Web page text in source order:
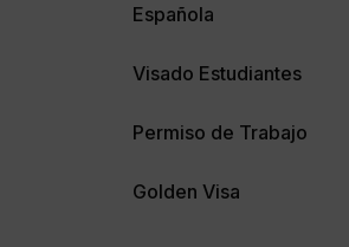
Española
Visado Estudiantes
Permiso de Trabajo
Golden Visa